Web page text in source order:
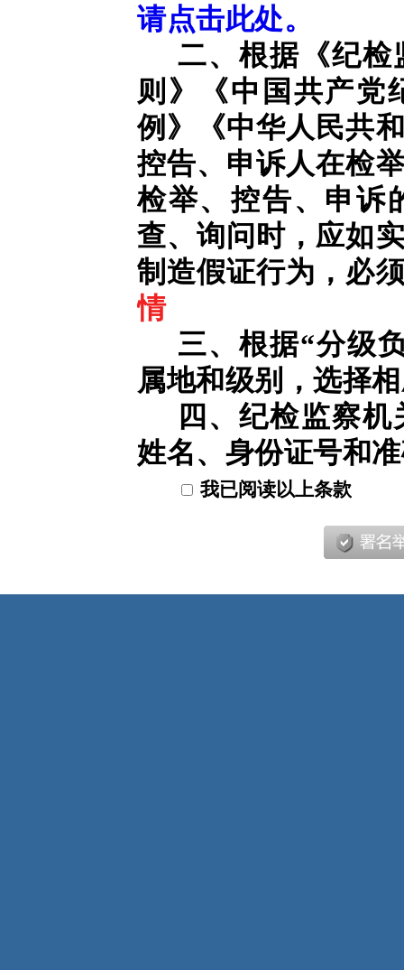
请点击此处。
二、根据《纪检
则》《中国共产党
例》《中华人民共
控告、申诉人在检
检举、控告、申诉
查、询问时，应如
制造假证行为，必
情
三、根据“分级
属地和级别，选择
四、纪检监察
姓名、身份证号和
我已阅读以上条款